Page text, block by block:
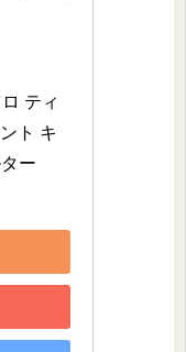
ティ
ト キ
ー